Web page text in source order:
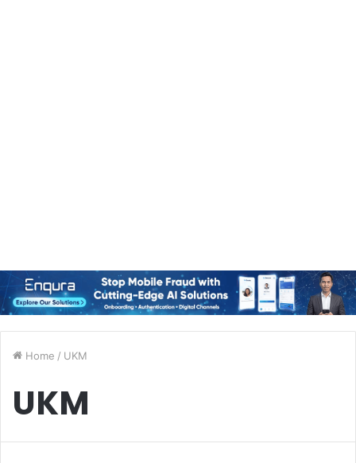
Home / UKM
UKM